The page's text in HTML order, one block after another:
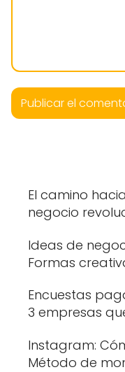
El camino
negocio
Ideas de
Formas
Encuestas
3 empresas
Instagram:
Método de